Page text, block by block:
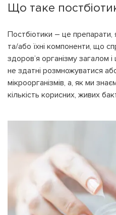
Що таке
Постбіотики – це препарати,
та/або їхні компоненти, що
здоров’я організму загалом
не здатні розмножуватися
мікроорганізмів, а, як ми
кількість корисних, живих